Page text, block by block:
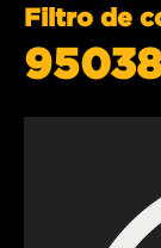
Filtro de